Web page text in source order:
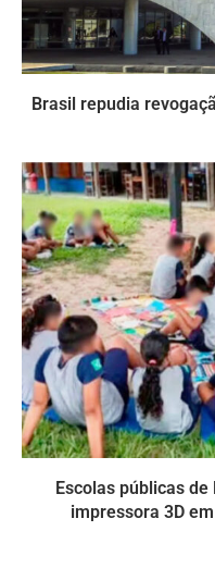
Brasil repudia
Escolas públicas
impressora 3D